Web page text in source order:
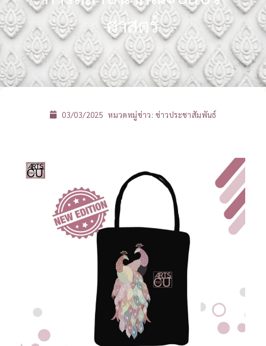
ศาสตร์
03/03/2025 หมวดหมู่ข่าว: ข่าวประชาสัมพันธ์